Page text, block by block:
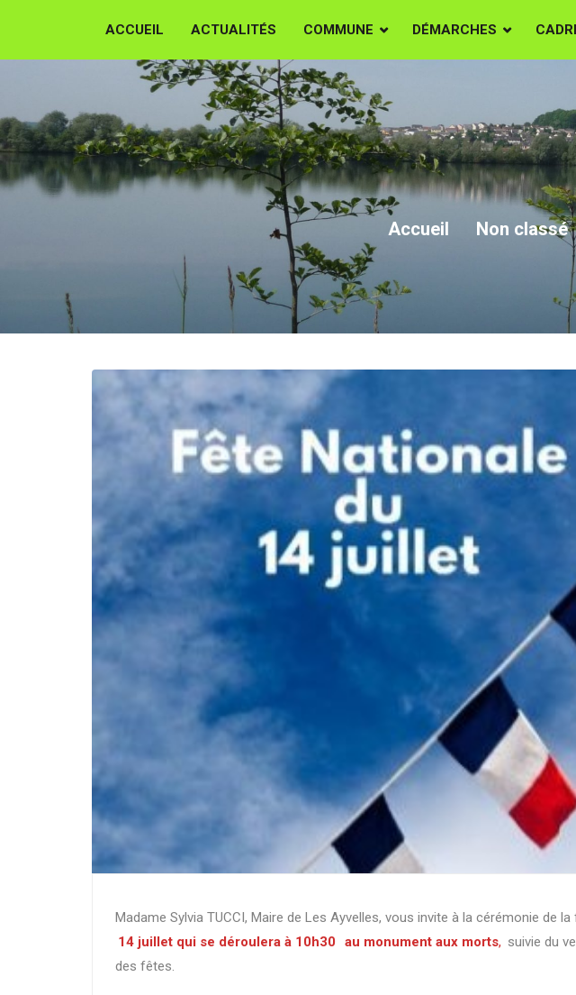
ACCUEIL ACTUALITÉS COMMUNE DÉMARCHES
Accueil Non classé
Madame Sylvia TUCCI, Maire de Les Ayvelles, vous invite à la cérémonie de
14 juillet qui se déroulera à 10h30
au monument aux morts, suivie du
des fêtes.